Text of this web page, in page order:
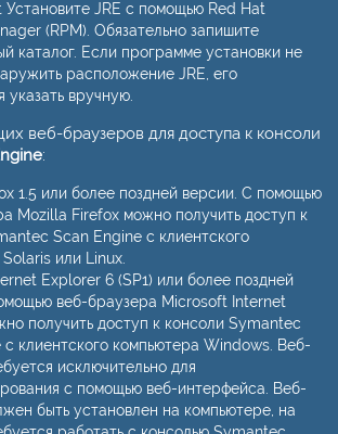
Установите JRE с помощью Red Hat
(RPM). Обязательно запишите
каталог. Если программе установки не
расположение JRE, его
указать вручную.
веб-браузеров для доступа к консоли
:
1.5 или более поздней версии. С помощью
Mozilla Firefox можно получить доступ к
Scan Engine с клиентского
или Linux.
Explorer 6 (SP1) или более поздней
веб-браузера Microsoft Internet
получить доступ к консоли Symantec
клиентского компьютера Windows. Веб-
исключительно для
с помощью веб-интерфейса. Веб-
быть установлен на компьютере, на